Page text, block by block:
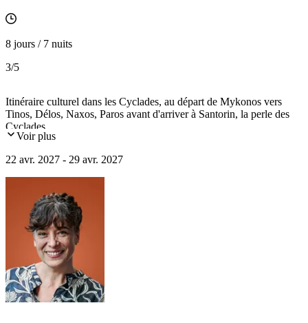
8 jours / 7 nuits
3/5
Itinéraire culturel dans les Cyclades, au départ de Mykonos vers
Tinos, Délos, Naxos, Paros avant d'arriver à Santorin, la perle des
Cyclades.
Voir plus
22 avr. 2027 - 29 avr. 2027